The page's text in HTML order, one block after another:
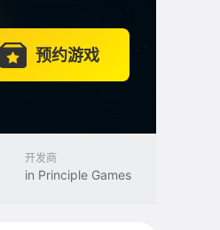
预约游戏
开发商
in Principle Games